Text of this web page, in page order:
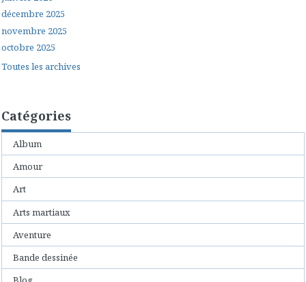
décembre 2025
novembre 2025
octobre 2025
Toutes les archives
Catégories
Album
Amour
Art
Arts martiaux
Aventure
Bande dessinée